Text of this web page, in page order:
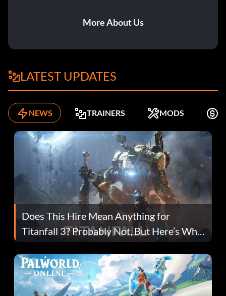
More About Us
LATEST UPDATES
NEWS TRAINERS MODS
Does This Hire Mean Anything for
Titanfall 3? Probably Not, But Here’s Why
Fans Are Hopeful